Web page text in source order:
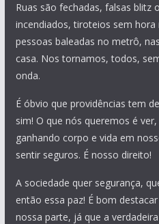
Ruas são fechadas, falsas blitz
incendiados, tiroteios sem
pessoas baleadas no metrô,
casa. Nos tornamos, todos,
onda.
É óbvio que providências tem
sim! O que nós queremos é
ganhando corpo e vida em
sentir seguros. É nosso direito!
A sociedade quer segurança,
então essa paz! É bom
nossa parte, já que a